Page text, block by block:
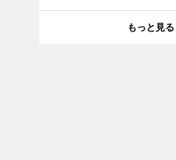
もっと見る